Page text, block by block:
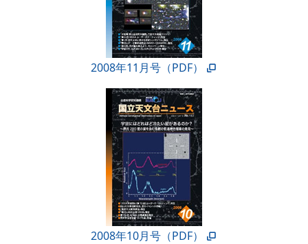
2008年11月号（PDF）
2008年10月号（PDF）